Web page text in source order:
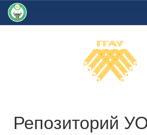
Репозиторий